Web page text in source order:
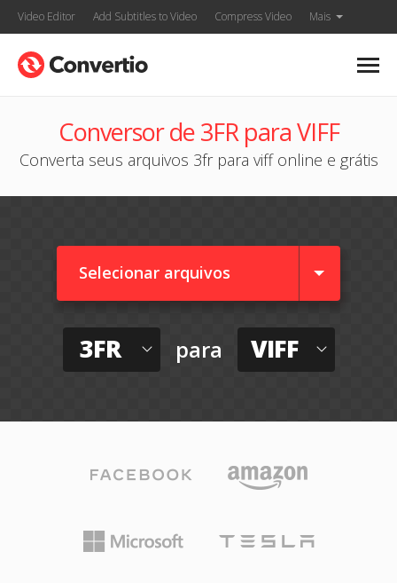
Video Editor Add Subtitles to Video Compress Video Mais
Conversor de 3FR para VIFF
Converta seus arquivos 3fr para viff online e grátis
Selecionar arquivos
3FR para VIFF